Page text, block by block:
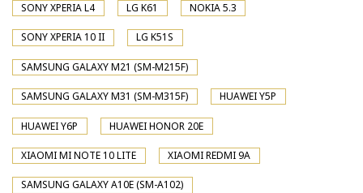
SONY XPERIA L4 LG K61 NOKIA 5.3
SONY XPERIA 10 II LG K51S
SAMSUNG GALAXY M21 (SM-M215F)
SAMSUNG GALAXY M31 (SM-M315F) HUAWEI Y5P
HUAWEI Y6P HUAWEI HONOR 20E
XIAOMI MI NOTE 10 LITE XIAOMI REDMI 9A
SAMSUNG GALAXY A10E (SM-A102)